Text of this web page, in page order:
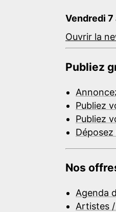
Vendredi 7
Ouvrir la
Publiez
Publiez
Publiez
Nos
Agenda
Artistes